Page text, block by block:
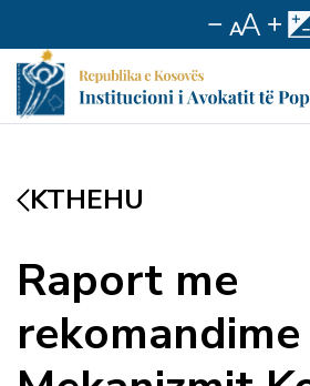
KTHEHU
Raport me
rekomandime